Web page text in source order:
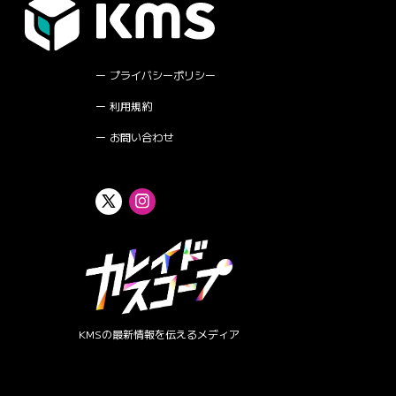
プライバシーポリシー
利用規約
お問い合わせ
KMSの最新情報を伝えるメディア